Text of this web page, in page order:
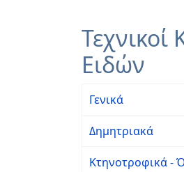
Ειδών
Γενικά
Δημητριακά
Κτηνοτροφικά -